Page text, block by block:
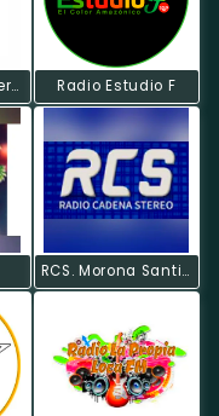
Frecuencia Moderna FM Radio Online Radio Estudio F
RCS. Morona Santiago